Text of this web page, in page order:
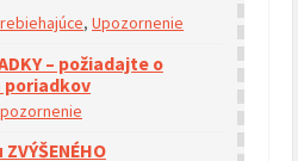
, Upozornenie
– požiadajte o
poriadkov